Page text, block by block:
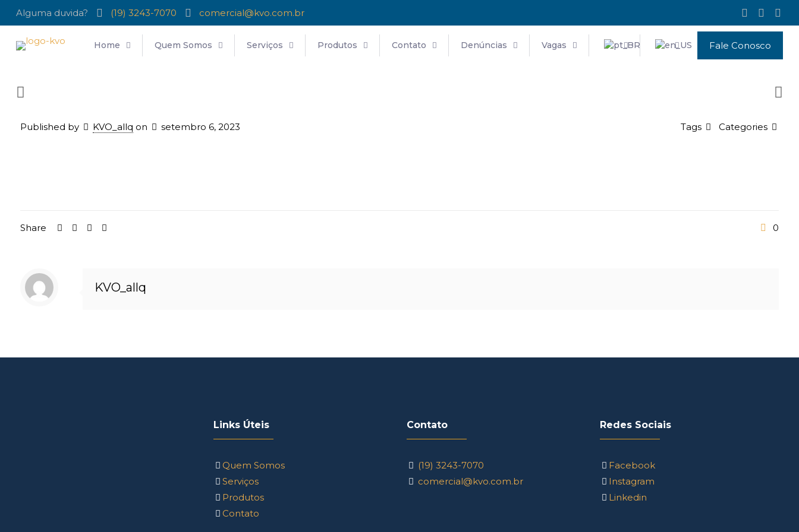
Alguma duvida? (19) 3243-7070 comercial@kvo.com.br
Home Quem Somos Serviços Produtos Contato Denúncias Vagas Fale Conosco
Published by KVO_allq on setembro 6, 2023 Categories
Tags
Share 0
KVO_allq
Links Úteis
Quem Somos
Serviços
Produtos
Contato
Contato
(19) 3243-7070
comercial@kvo.com.br
Redes Sociais
Facebook
Instagram
Linkedin